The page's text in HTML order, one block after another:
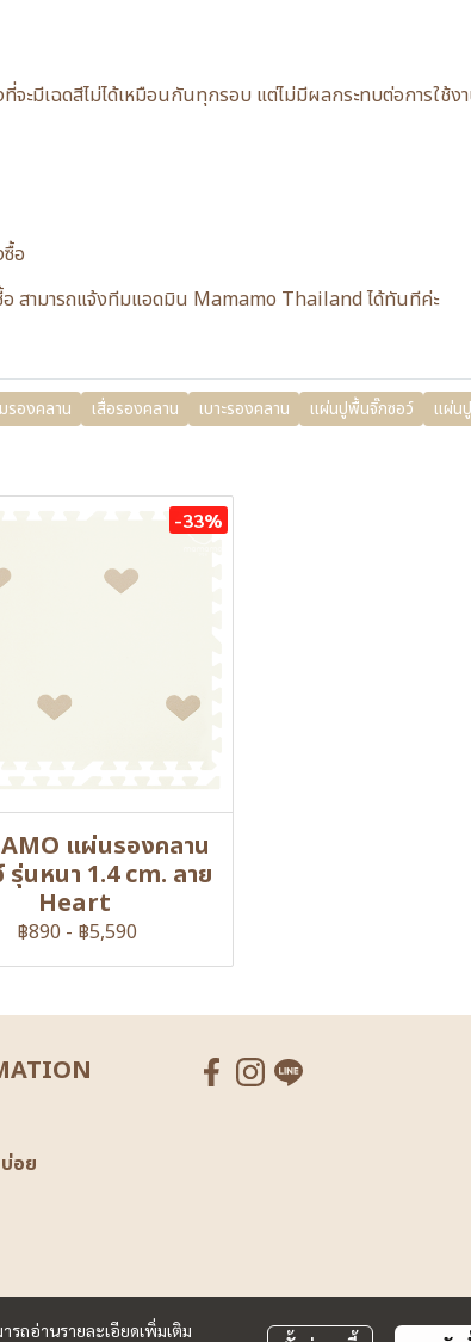
ะมีเฉดสีไม่ได้เหมือนกันทุกรอบ แต่ไม่มีผลกระทบต่อการใช้ง
อ
อ สามารถแจ้งทีมแอดมิน Mamamo Thailand ได้ทันทีค่ะ
รองคลาน เสื่อรองคลาน เบาะรองคลาน แผ่นปูพื้นจิ๊กซอว์ แผ่น
-33%
แผ่นรองคลาน
รุ่นหนา 1.4 cm. ลาย
Heart
฿890 - ฿5,590
ถอ่านรายละเอียดเพิ่มเติม
อย